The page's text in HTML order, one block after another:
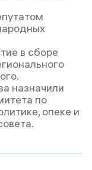
в сборе
назначили
по
опеке и